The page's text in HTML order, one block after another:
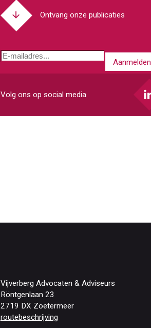
Ontvang onze publicaties
E-
Aanmelden
Volg ons op social media
Vijverberg Advocaten & Adviseurs
Röntgenlaan 23
2719 DX Zoetermeer
routebeschrijving